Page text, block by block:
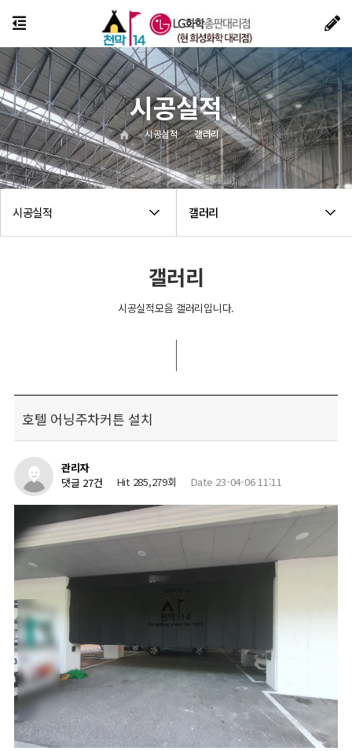
시공실적 갤러리
시공실적 갤러리
시공실적
갤러리
시공실적모음 갤러리입니다.
호텔 어닝주차커튼 설치
관리자
댓글 27건
Hit 285,279회 Date 23-04-06 11:11